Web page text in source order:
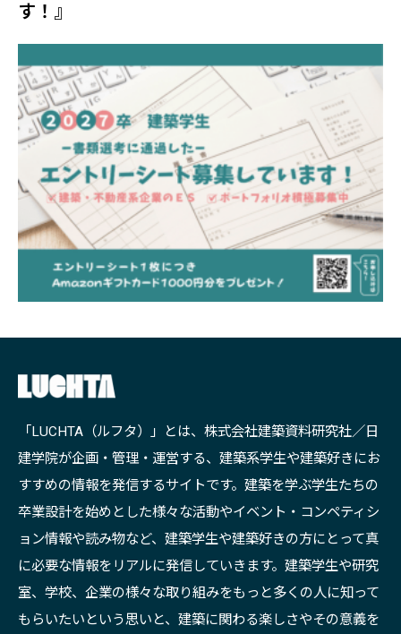
す！』
「LUCHTA（ルフタ）」とは、株式会社建築資料研究社／日
建学院が企画・管理・運営する、建築系学生や建築好きにお
すすめの情報を発信するサイトです。建築を学ぶ学生たちの
卒業設計を始めとした様々な活動やイベント・コンペティシ
ョン情報や読み物など、建築学生や建築好きの方にとって真
に必要な情報をリアルに発信していきます。建築学生や研究
室、学校、企業の様々な取り組みをもっと多くの人に知って
もらいたいという思いと、建築に関わる楽しさやその意義を